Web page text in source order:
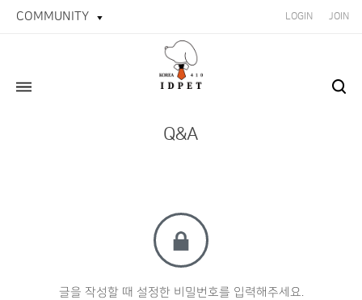
COMMUNITY LOGIN JOIN
Q&A
글을 작성할 때 설정한 비밀번호를 입력해주세요.